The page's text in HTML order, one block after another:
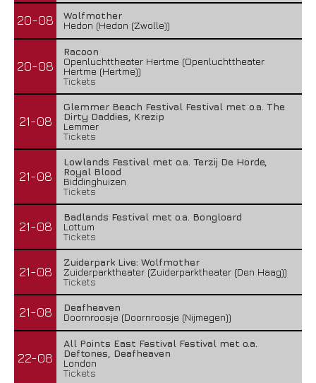
20-08
Wolfmother
Hedon (Hedon (Zwolle))
20-08
Racoon
Openluchttheater Hertme (Openluchttheater
Hertme (Hertme))
Tickets
21-08
Glemmer Beach Festival Festival met o.a. The
Dirty Daddies, Krezip
Lemmer
Tickets
21-08
Lowlands Festival met o.a. Terzij De Horde,
Royal Blood
Biddinghuizen
Tickets
21-08
Badlands Festival met o.a. Bongloard
Lottum
Tickets
21-08
Zuiderpark Live: Wolfmother
Zuiderparktheater (Zuiderparktheater (Den Haag))
Tickets
21-08
Deafheaven
Doornroosje (Doornroosje (Nijmegen))
22-08
All Points East Festival Festival met o.a.
Deftones, Deafheaven
London
Tickets